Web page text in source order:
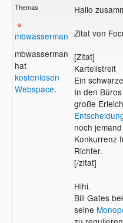
Themas
mbwassermann
mbwassermann
hat
kostenlosen
Webspace.
Hallo
Zitat von
[Zitat]
Kartellstreit
Ein
In den
große
noch
Konkurrenz
Richter.
[/zitat]
Hihi.
Bill Gates
seine